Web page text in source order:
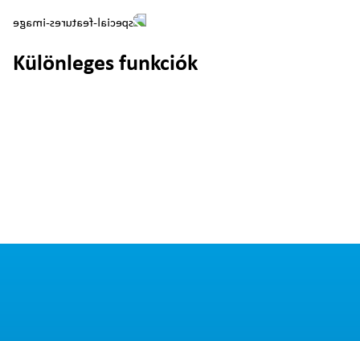
Különleges funkciók